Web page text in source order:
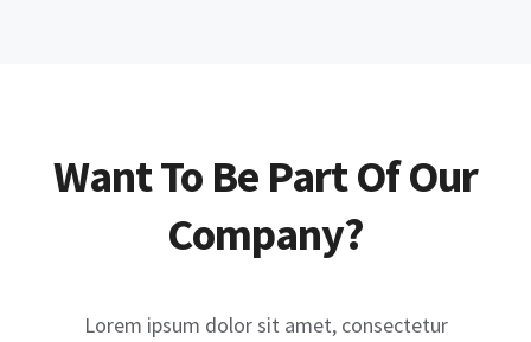
Want To Be Part Of Our
Company?
Lorem ipsum dolor sit amet, consectetur